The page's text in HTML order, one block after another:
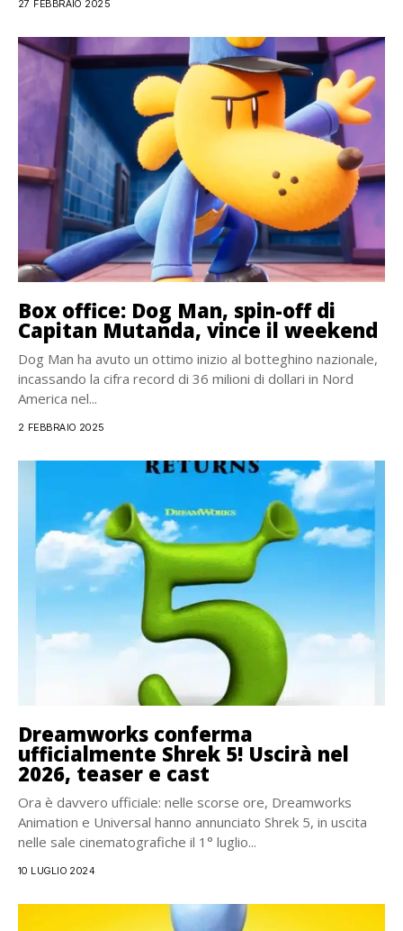
27 FEBBRAIO 2025
Box office: Dog Man, spin-off di
Capitan Mutanda, vince il weekend
Dog Man ha avuto un ottimo inizio al botteghino nazionale,
incassando la cifra record di 36 milioni di dollari in Nord
America nel...
2 FEBBRAIO 2025
Dreamworks conferma
ufficialmente Shrek 5! Uscirà nel
2026, teaser e cast
Ora è davvero ufficiale: nelle scorse ore, Dreamworks
Animation e Universal hanno annunciato Shrek 5, in uscita
nelle sale cinematografiche il 1° luglio...
10 LUGLIO 2024